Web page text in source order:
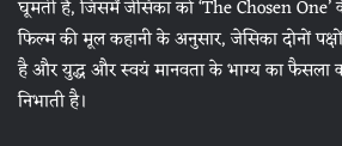
घूमती है, जिसमें जेसिका को ‘The Chosen One’
फिल्म की मूल कहानी के अनुसार, जेसिका दोनों पक्षों
है और युद्ध और स्वयं मानवता के भाग्य का फैसला
निभाती है।